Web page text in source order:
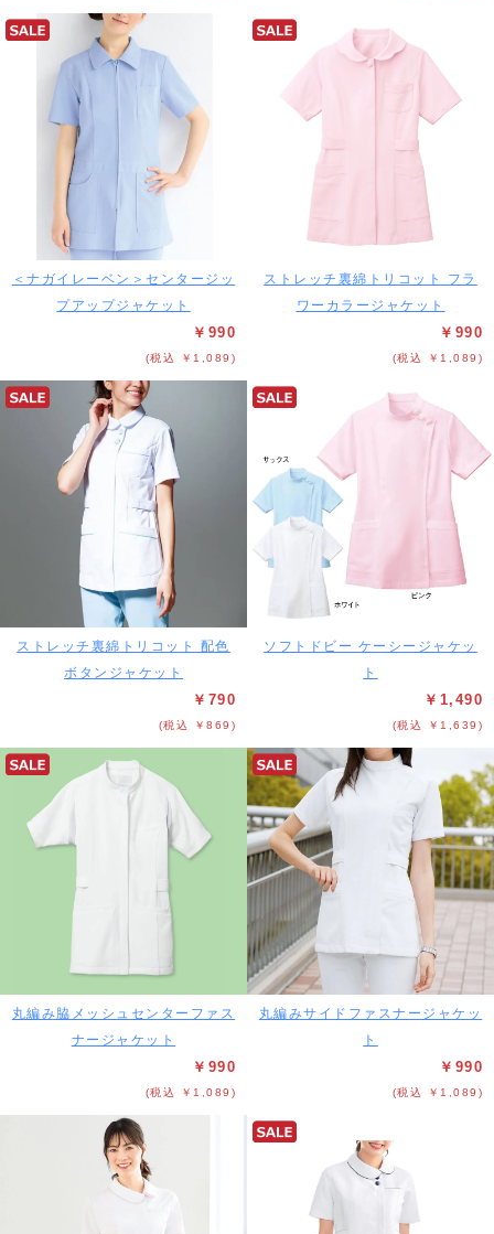
＜ナガイレーベン＞センタージッ
プアップジャケット
￥990
(税込 ￥1,089)
ストレッチ裏綿トリコット フラ
ワーカラージャケット
￥990
(税込 ￥1,089)
ストレッチ裏綿トリコット 配色
ボタンジャケット
￥790
(税込 ￥869)
ソフトドビー ケーシージャケッ
ト
￥1,490
(税込 ￥1,639)
丸編み脇メッシュセンターファス
ナージャケット
￥990
(税込 ￥1,089)
丸編みサイドファスナージャケッ
ト
￥990
(税込 ￥1,089)